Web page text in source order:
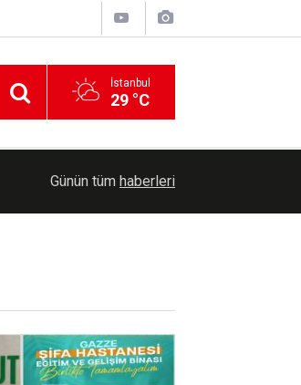
İstanbul
29 °C
KOSGEB’den yeşil dönüşüm odaklı
Günün tüm haberleri